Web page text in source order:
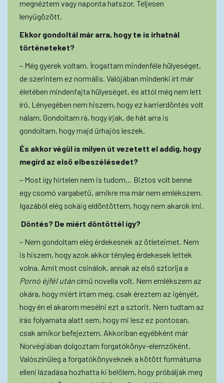
megnéztem vagy naponta hatszor. Teljesen
lenyűgözött.
Ekkor gondoltál már arra, hogy te is írhatnál
történeteket?
– Még gyerek voltam. Írogattam mindenféle hülyeséget,
de szerintem ez normális. Valójában mindenki írt már
életében mindenfajta hülyeséget, és attól még nem lett
író. Lényegében nem hiszem, hogy ez karrierdöntés volt
nálam. Gondoltam rá, hogy írjak, de hát arra is
gondoltam, hogy majd űrhajós leszek.
És akkor végül is milyen út vezetett el addig, hogy
megírd az első elbeszélésedet?
– Most így hirtelen nem is tudom… Biztos volt benne
egy csomó vargabetű, amikre ma már nem emlékszem.
Igazából elég sokáig eldöntöttem, hogy nem akarok írni.
Döntés? De miért döntöttél így?
– Nem gondoltam elég érdekesnek az ötleteimet. Nem
is hiszem, hogy azok akkor tényleg érdekesek lettek
volna. Amit most csinálok, annak az első sztorija a
Pornó éjfél utáncímű novella volt. Nem emlékszem az
okára, hogy miért írtam meg, csak éreztem az igényét,
hogy én el akarom mesélni ezt a sztorit. Nem tudtam az
írás folyamata alatt sem, hogy mi lesz ez pontosan,
csak amikor befejeztem. Akkoriban egyébként már
Norvégiában dolgoztam forgatókönyv-elemzőként.
Valószínűleg a forgatókönyveknek a kötött formátuma
elleni lázadása hozhatta ki belőlem, hogy próbáljak meg